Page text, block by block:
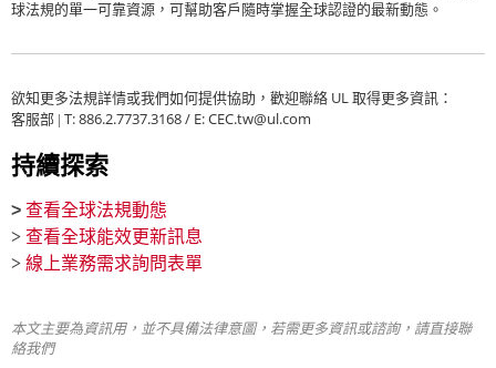
球法規的單一可靠資源，可幫助客戶隨時掌握全球認證的最新動態。
欲知更多法規詳情或我們如何提供協助，歡迎聯絡 UL 取得更多資訊：
客服部 | T: 886.2.7737.3168 / E: CEC.tw@ul.com
持續探索
> 查看全球法規動態
> 查看全球能效更新訊息
> 線上業務需求詢問表單
本文主要為資訊用，並不具備法律意圖，若需更多資訊或諮詢，請直接聯
絡我們